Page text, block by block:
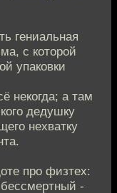
гениальная
с которой
упаковки
некогда; а там
дедушку
нехватку
про физтех:
-